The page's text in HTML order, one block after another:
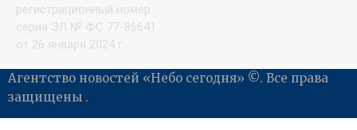
регистрационный номер
серия ЭЛ № ФС 77-86641
от 26 января 2024 г.
Агентство новостей «Небо сегодня» ©. Все права
защищены .